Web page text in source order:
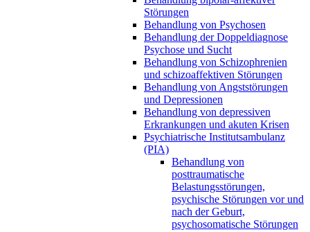
Störungen
Behandlung von Psychosen
Behandlung der Doppeldiagnose
Psychose und Sucht
Behandlung von Schizophrenien
und schizoaffektiven Störungen
Behandlung von Angststörungen
und Depressionen
Behandlung von depressiven
Erkrankungen und akuten Krisen
Psychiatrische Institutsambulanz
(PIA)
Behandlung von
posttraumatische
Belastungsstörungen,
psychische Störungen vor und
nach der Geburt,
psychosomatische Störungen